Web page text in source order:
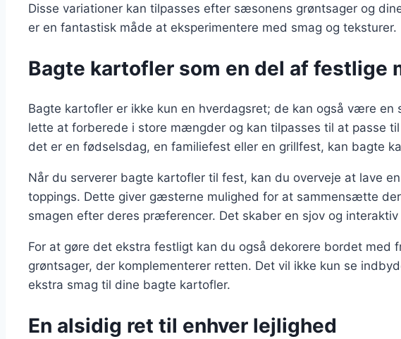
Disse variationer kan tilpasses efter sæsonens grøntsager og
er en fantastisk måde at eksperimentere med smag og teksturer.
Bagte kartofler som en del af festlige
Bagte kartofler er ikke kun en hverdagsret; de kan også være en
lette at forberede i store mængder og kan tilpasses til at passe
det er en fødselsdag, en familiefest eller en grillfest, kan bagte
Når du serverer bagte kartofler til fest, kan du overveje at lave
toppings. Dette giver gæsterne mulighed for at sammensætte
smagen efter deres præferencer. Det skaber en sjov og interaktiv
For at gøre det ekstra festligt kan du også dekorere bordet med
grøntsager, der komplementerer retten. Det vil ikke kun se
ekstra smag til dine bagte kartofler.
En alsidig ret til enhver lejlighed